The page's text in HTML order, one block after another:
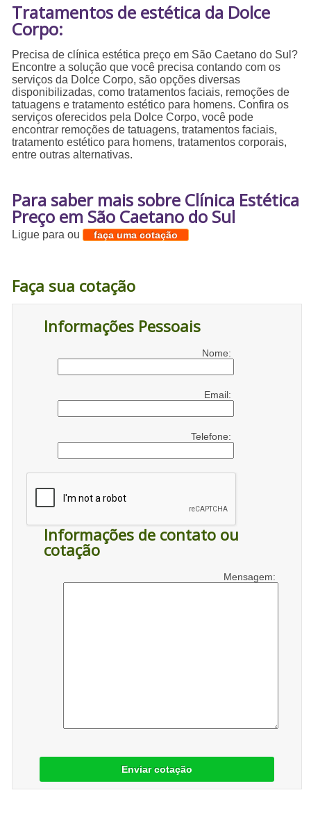
Tratamentos de estética da Dolce
Corpo:
Precisa de clínica estética preço em São Caetano do Sul?
Encontre a solução que você precisa contando com os
serviços da Dolce Corpo, são opções diversas
disponibilizadas, como tratamentos faciais, remoções de
tatuagens e tratamento estético para homens. Confira os
serviços oferecidos pela Dolce Corpo, você pode
encontrar remoções de tatuagens, tratamentos faciais,
tratamento estético para homens, tratamentos corporais,
entre outras alternativas.
Para saber mais sobre Clínica Estética
Preço em São Caetano do Sul
Ligue paraou faça uma cotação
Faça sua cotação
Informações Pessoais
Nome:
Email:
Telefone:
Informações de contato ou
cotação
Mensagem:
Enviar cotação